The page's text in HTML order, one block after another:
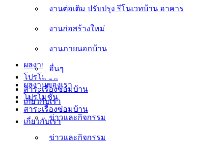
งานต่อเติม ปรับปรุง รีโนเวทบ้าน อาคาร
งานก่อสร้างใหม่
งานภายนอกบ้าน
อื่นๆ
ผลงานของเรา
โปรโมชั่น
สาระเรื่องซ่อมบ้าน
เกี่ยวกับเรา
ข่าวและกิจกรรม
งานก่อสร้างใหม่
งานภายนอกบ้าน
อื่นๆ
ผลงานของเรา
โปรโมชั่น
สาระเรื่องซ่อมบ้าน
เกี่ยวกับเรา
ข่าวและกิจกรรม
Q&A คำถามที่พบบ่อย